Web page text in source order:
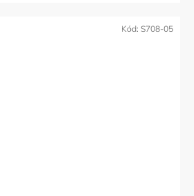
Kód: S708-05